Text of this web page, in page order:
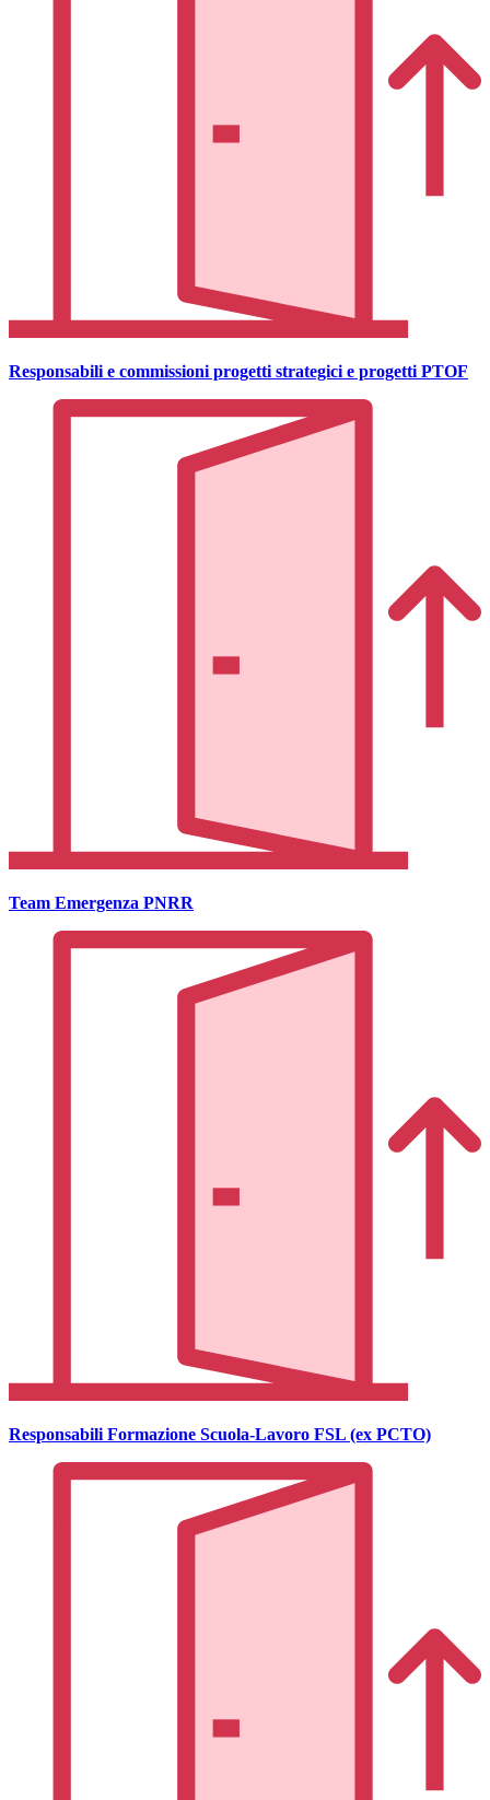
Responsabili e commissioni progetti strategici e progetti PTOF
Team Emergenza PNRR
Responsabili Formazione Scuola-Lavoro FSL (ex PCTO)